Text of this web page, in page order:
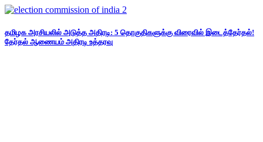
தமிழக அரசியலில் அடுத்த அதிரடி: 5 தொகுதிகளுக்கு விரைவில் இடைத்தேர்தல்!
தேர்தல் ஆணையம் அதிரடி உத்தரவு